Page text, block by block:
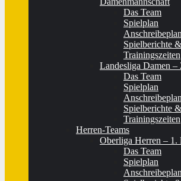
Das Team
Spielplan
Anschreibeplan
Spielberichte
Trainingszeiten
Landesliga Damen –
Das Team
Spielplan
Anschreibeplan
Spielberichte
Trainingszeiten
Herren-Teams
Oberliga Herren – 1.
Das Team
Spielplan
Anschreibeplan